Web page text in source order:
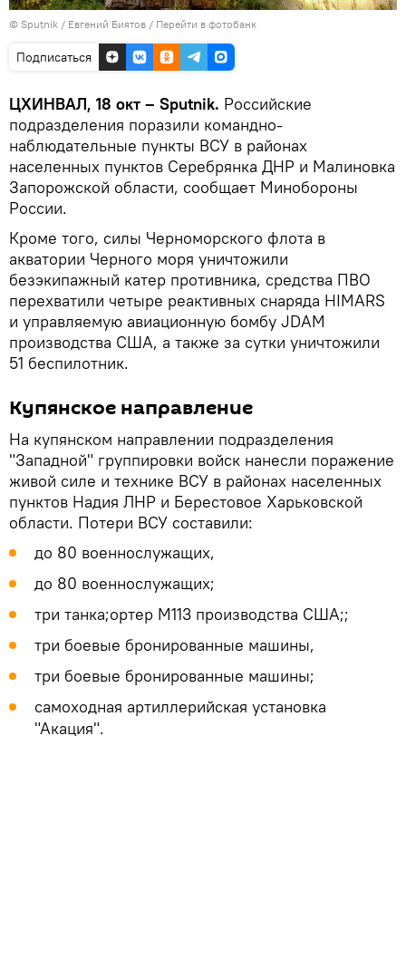
© Sputnik / Евгений Биятов / Перейти в фотобанк
Подписаться
ЦХИНВАЛ, 18 окт – Sputnik. Российские
подразделения поразили командно-
наблюдательные пункты ВСУ в районах
населенных пунктов Серебрянка ДНР и Малиновка
Запорожской области, сообщает Минобороны
России.
Кроме того, силы Черноморского флота в
акватории Черного моря уничтожили
безэкипажный катер противника, средства ПВО
перехватили четыре реактивных снаряда HIMARS
и управляемую авиационную бомбу JDAM
производства США, а также за сутки уничтожили
51 беспилотник.
Купянское направление
На купянском направлении подразделения
"Западной" группировки войск нанесли поражение
живой силе и технике ВСУ в районах населенных
пунктов Надия ЛНР и Берестовое Харьковской
области. Потери ВСУ составили:
до 80 военнослужащих,
до 80 военнослужащих;
три танка;ортер М113 производства США;;
три боевые бронированные машины,
три боевые бронированные машины;
самоходная артиллерийская установка
"Акация".